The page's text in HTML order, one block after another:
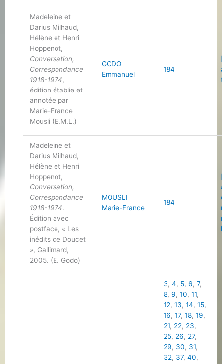
Madeleine et
Darius Milhaud,
Hélène et Henri
Hoppenot,
Conversation,
Correspondance
1918-1974,
édition établie et
annotée par
Marie-France
Mousli (E.M.L.)
GODO
Emmanuel
184
Madeleine et
Darius Milhaud,
Hélène et Henri
Hoppenot,
Conversation,
Correspondance
1918-1974.
Édition avec
postface, « Les
inédits de Doucet
», Gallimard,
2005. (E. Godo)
MOUSLI
Marie-France
184
3,4, 5,6,7,
8, 9,10,11,
12,13,14,15,
16,17,18,19,
21, 22, 23,
25, 26, 27,
29, 30, 31,
32, 37,40,